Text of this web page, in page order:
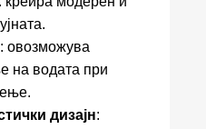
: овозможува
на водата при
дизајн: